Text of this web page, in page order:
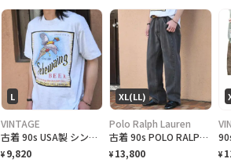
L
VINTAGE
古着 90s USA製 シングルステッチ ビール プロモーション Tシャツ
¥ 9,820
XL(LL)
Polo Ralph Lauren
古着 90s POLO RALPH LAUREN 先染め ブラックデニム デニム
¥ 13,800 ¥